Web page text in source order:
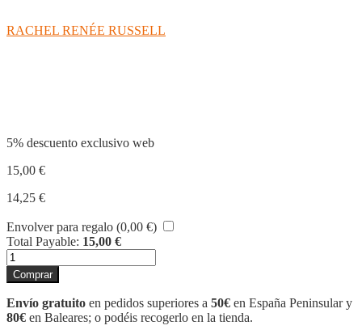
RACHEL RENÉE RUSSELL
5% descuento exclusivo web
15,00 €
14,25 €
Envolver para regalo (0,00 €)
Total Payable: 15,00 €
DIARI
D'UNA
PENJADA
15.
MARCANT
Comprar
Envío gratuito en pedidos superiores a 50€ en España Peninsular y
80€ en Baleares; o podéis recogerlo en la tienda.